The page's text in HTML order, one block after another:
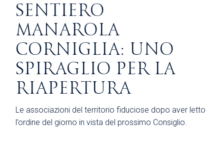
SENTIERO
MANAROLA
CORNIGLIA: UNO
SPIRAGLIO PER LA
RIAPERTURA
Le associazioni del territorio fiduciose dopo aver letto
l’ordine del giorno in vista del prossimo Consiglio.